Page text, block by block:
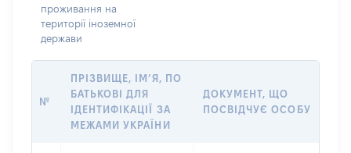
проживання на
території іноземної
держави
№
ПРІЗВИЩЕ, ІМ’Я, ПО
БАТЬКОВІ ДЛЯ
ІДЕНТИФІКАЦІЇ ЗА
МЕЖАМИ УКРАЇНИ
ДОКУМЕНТ, ЩО
ПОСВІДЧУЄ ОСОБУ